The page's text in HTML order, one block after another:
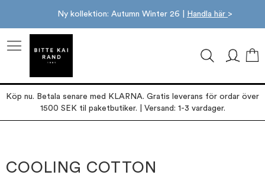
Ny kollektion: Autumn Winter 26 | Handla här >
Köp nu. Betala senare med KLARNA. Gratis leverans för ordar över
1500 SEK til paketbutiker. | Versand: 1-3 vardager.
slutet
av
början
av
COOLING COTTON